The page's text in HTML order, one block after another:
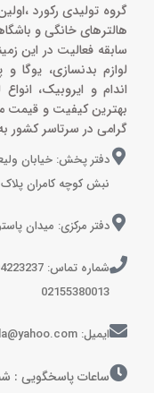
گروه تولیدی رکورد
هالترهای خانگی و
سابقه فعالیت در این
لوازم بدنسازی، یوگا
اندام و ایروبیک،
بهترین کیفیت و قیمت
گرامی در سرتاسر کشور
دفتر پخش: خیابان
نبش کوچه کامران پلاک ۱۸
دفتر مرکزی: میدان
02155380013
ایمیل: recordkala@yahoo.com